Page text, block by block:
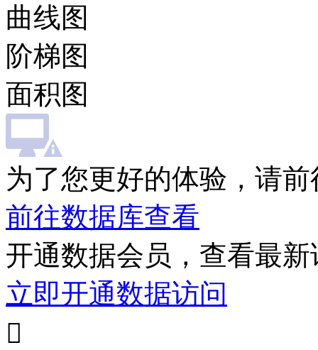
曲线图
阶梯图
面积图
为了您更好的体验，请
前往数据库查看
开通数据会员，查看最
立即开通数据访问
